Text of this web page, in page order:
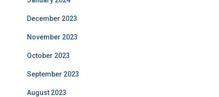
December 2023
November 2023
October 2023
September 2023
August 2023